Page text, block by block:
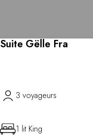
Suite Gëlle Fra
3 voyageurs
1 lit King